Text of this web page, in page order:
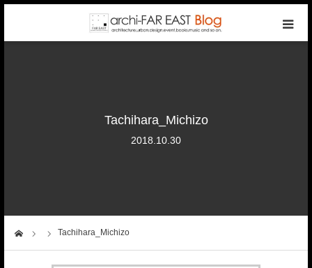
Tachihara_Michizo
2018.10.30
Tachihara_Michizo
company